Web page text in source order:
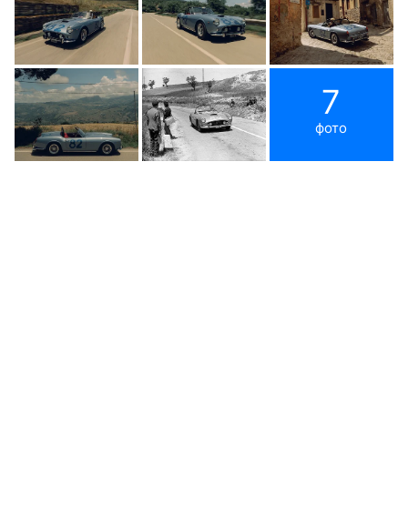
7
фото